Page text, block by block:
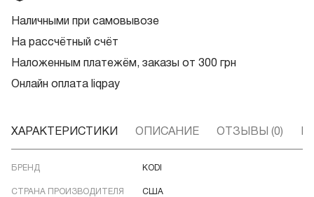
Наличными при самовывозе
На рассчётный счёт
Наложенным платежём, заказы от 300 грн
Онлайн оплата liqpay
ХАРАКТЕРИСТИКИ ОПИСАНИЕ ОТЗЫВЫ (0)
БРЕНД KODI
СТРАНА ПРОИЗВОДИТЕЛЯ США